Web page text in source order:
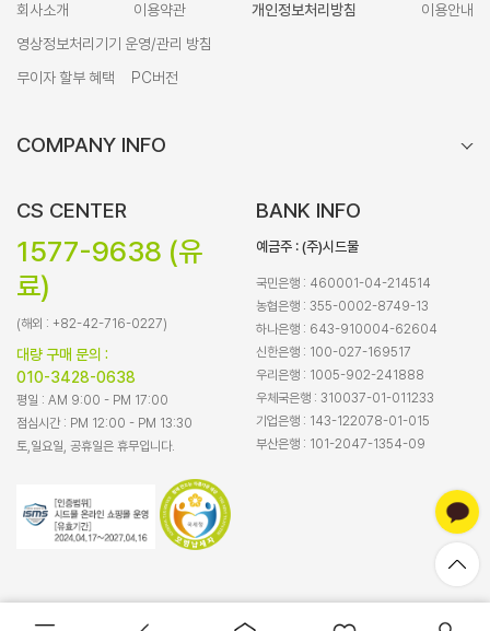
회사소개 이용약관 개인정보처리방침
이용안내
영상정보처리기기 운영/관리 방침
무이자 할부 혜택
PC버전
COMPANY INFO
CS CENTER
1577-9638 (유
료)
(해외 : +82-42-716-0227)
대량 구매 문의 :
010-3428-0638
평일 : AM 9:00 - PM 17:00
점심시간 : PM 12:00 - PM 13:30
토,일요일, 공휴일은 휴무입니다.
BANK INFO
예금주 : (주)시드물
국민은행 : 460001-04-214514
농협은행 : 355-0002-8749-13
하나은행 : 643-910004-62604
신한은행 : 100-027-169517
우리은행 : 1005-902-241888
우체국은행 : 310037-01-011233
기업은행 : 143-122078-01-015
부산은행 : 101-2047-1354-09